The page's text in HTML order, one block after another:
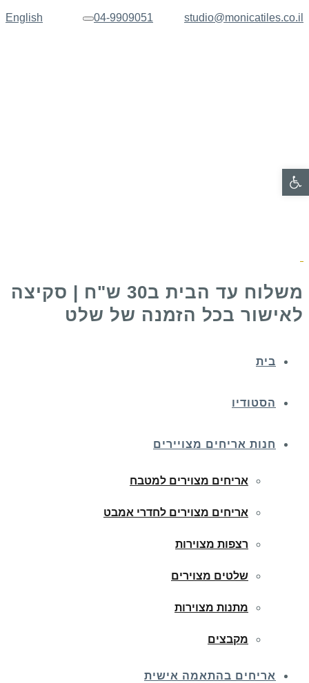
English studio@monicatiles.co.il
04-9909051 תפריט
משלוח עד הבית ב30 ש"ח | סקיצה
לאישור בכל הזמנה של שלט
בית
הסטודיו
חנות אריחים מצויירים
אריחים מצוירים למטבח
אריחים מצוירים לחדרי אמבט
רצפות מצוירות
שלטים מצוירים
מתנות מצוירות
מקבצים
אריחים בהתאמה אישית
פתח סרגל נגישות